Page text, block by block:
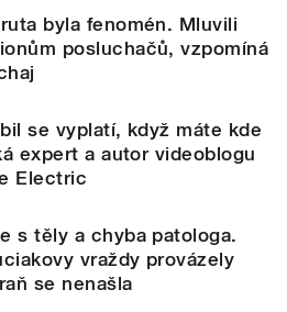
byla fenomén. Mluvili
posluchačů, vzpomíná
se vyplatí, když máte kde
expert a autor videoblogu
Electric
s těly a chyba patologa.
vraždy provázely
se nenašla